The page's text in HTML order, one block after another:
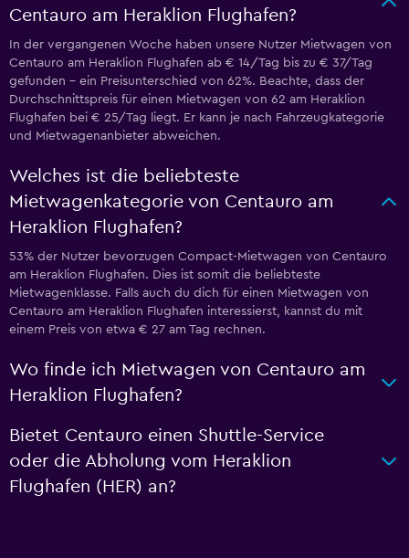
Centauro am Heraklion Flughafen?
In der vergangenen Woche haben unsere Nutzer Mietwagen von
Centauro am Heraklion Flughafen ab € 14/Tag bis zu € 37/Tag
gefunden – ein Preisunterschied von 62%. Beachte, dass der
Durchschnittspreis für einen Mietwagen von 62 am Heraklion
Flughafen bei € 25/Tag liegt. Er kann je nach Fahrzeugkategorie
und Mietwagenanbieter abweichen.
Welches ist die beliebteste
Mietwagenkategorie von Centauro am
Heraklion Flughafen?
53% der Nutzer bevorzugen Compact-Mietwagen von Centauro
am Heraklion Flughafen. Dies ist somit die beliebteste
Mietwagenklasse. Falls auch du dich für einen Mietwagen von
Centauro am Heraklion Flughafen interessierst, kannst du mit
einem Preis von etwa € 27 am Tag rechnen.
Wo finde ich Mietwagen von Centauro am
Heraklion Flughafen?
Bietet Centauro einen Shuttle-Service
oder die Abholung vom Heraklion
Flughafen (HER) an?